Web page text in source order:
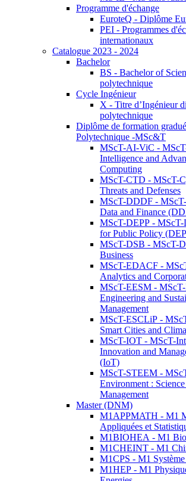
Programme d'échange
EuroteQ - Diplôme
PEI - Programmes
internationaux
Catalogue 2023 - 2024
Bachelor
BS - Bachelor of
polytechnique
Cycle Ingénieur
X - Titre d’Ingénieur
polytechnique
Diplôme de formation
Polytechnique -MSc&T
MScT-AI-ViC -
Intelligence and
Computing
MScT-CTD - MScT-
Threats and Defenses
MScT-DDDF -
Data and Finance
MScT-DEPP - MScT-
for Public Policy
MScT-DSB - MScT-
Business
MScT-EDACF -
Analytics and
MScT-EESM -
Engineering and
Management
MScT-ESCLiP -
Smart Cities and
MScT-IOT - MScT-
Innovation and
(IoT)
MScT-STEEM -
Environment :
Management
Master (DNM)
M1APPMATH - M1
Appliquées et
M1BIOHEA - M1
M1CHEINT - M1
M1CPS - M1
M1HEP - M1